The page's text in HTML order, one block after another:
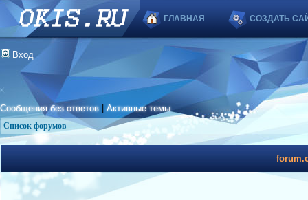
ГЛАВНАЯ СОЗДАТЬ
Вход
Сообщения без ответов |Активные темы
Список форумов